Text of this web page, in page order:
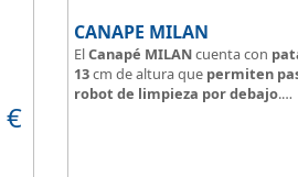
€
CANAPE MILAN
ElCanapé MILANcuenta con
13cm de altura que permiten
robot de limpieza por debajo.